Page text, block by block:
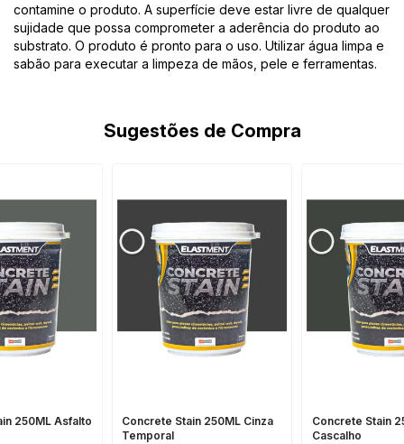
contamine o produto. A superfície deve estar livre de qualquer
sujidade que possa comprometer a aderência do produto ao
substrato. O produto é pronto para o uso. Utilizar água limpa e
sabão para executar a limpeza de mãos, pele e ferramentas.
Sugestões de Compra
250ML Asfalto
Concrete Stain 250ML Cinza
Temporal
Concrete Stain
Cascalho